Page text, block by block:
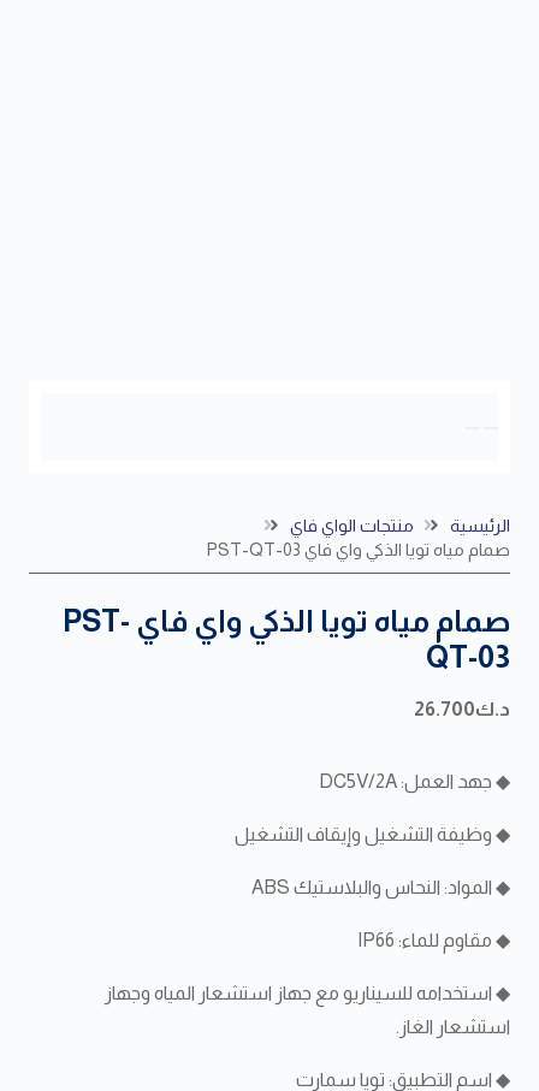
الرئيسية
منتجات الواي فاي
صمام مياه تويا الذكي واي فاي PST-QT-03
صمام مياه تويا الذكي واي فاي PST-
QT-03
د.ك26.700
◆ جهد العمل: DC5V/2A
◆ وظيفة التشغيل وإيقاف التشغيل
◆ المواد: النحاس والبلاستيك ABS
◆ مقاوم للماء: IP66
◆ استخدامه للسيناريو مع جهاز استشعار المياه وجهاز
استشعار الغاز.
◆ اسم التطبيق: تويا سمارت